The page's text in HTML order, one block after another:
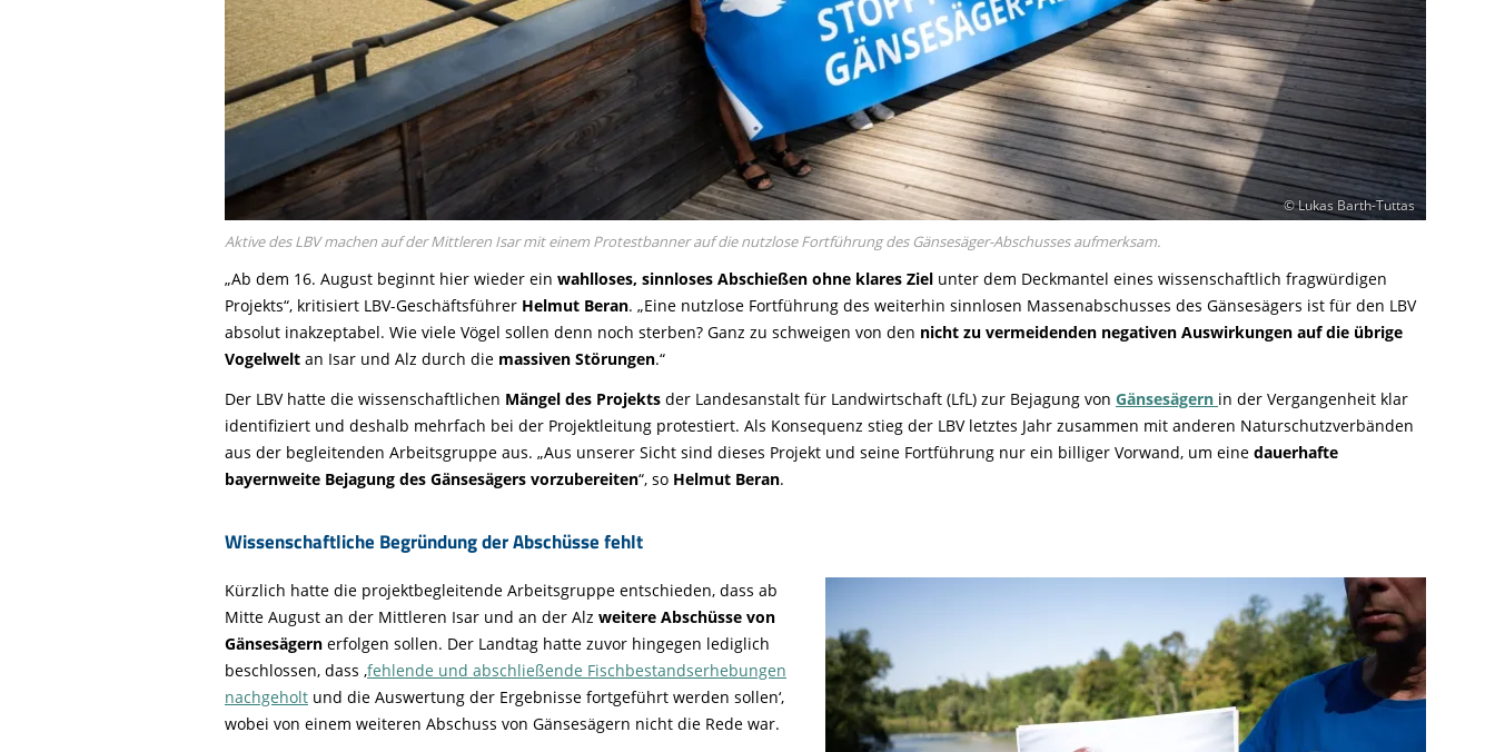
© Lukas Barth-Tuttas
Aktive des LBV machen auf der Mittleren Isar mit einem Protestbanner auf die nutzlose Fortführung des Gänsesäger-Abschusses aufmerksam.
„Ab dem 16. August beginnt hier wieder ein wahlloses, sinnloses Abschießen ohne klares Ziel unter dem Deckmantel eines wissenschaftlich fragwürdigen
Projekts“, kritisiert LBV-Geschäftsführer Helmut Beran. „Eine nutzlose Fortführung des weiterhin sinnlosen Massenabschusses des Gänsesägers ist für den LBV
absolut inakzeptabel. Wie viele Vögel sollen denn noch sterben? Ganz zu schweigen von den nicht zu vermeidenden negativen Auswirkungen auf die übrige
Vogelwelt an Isar und Alz durch die massiven Störungen.“
Der LBV hatte die wissenschaftlichen Mängel des Projekts der Landesanstalt für Landwirtschaft (LfL) zur Bejagung von Gänsesägern in der Vergangenheit klar
identifiziert und deshalb mehrfach bei der Projektleitung protestiert. Als Konsequenz stieg der LBV letztes Jahr zusammen mit anderen Naturschutzverbänden
aus der begleitenden Arbeitsgruppe aus. „Aus unserer Sicht sind dieses Projekt und seine Fortführung nur ein billiger Vorwand, um eine dauerhafte
bayernweite Bejagung des Gänsesägers vorzubereiten“, so Helmut Beran.
Wissenschaftliche Begründung der Abschüsse fehlt
Kürzlich hatte die projektbegleitende Arbeitsgruppe entschieden, dass ab
Mitte August an der Mittleren Isar und an der Alz weitere Abschüsse von
Gänsesägern erfolgen sollen. Der Landtag hatte zuvor hingegen lediglich
beschlossen, dass ‚fehlende und abschließende Fischbestandserhebungen
nachgeholt und die Auswertung der Ergebnisse fortgeführt werden sollen‘,
wobei von einem weiteren Abschuss von Gänsesägern nicht die Rede war.